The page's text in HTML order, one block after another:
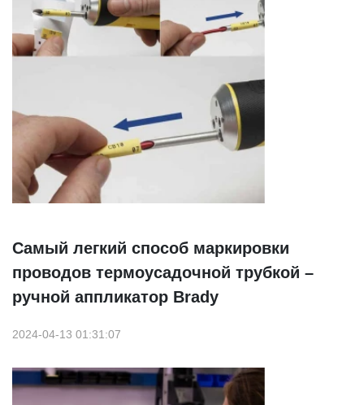
Самый легкий способ маркировки
проводов термоусадочной трубкой –
ручной аппликатор Brady
2024-04-13 01:31:07